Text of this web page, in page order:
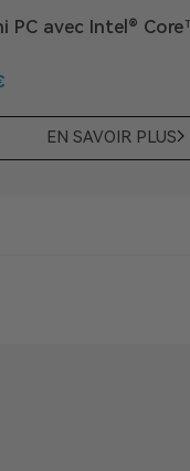
PC avec Intel®
EN SAVOIR PLUS